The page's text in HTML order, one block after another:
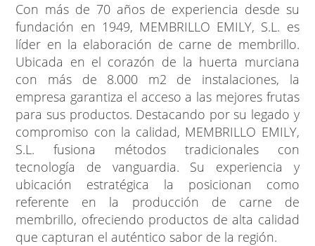
Con más de 70 años de experiencia desde su
fundación en 1949, MEMBRILLO EMILY, S.L. es
líder en la elaboración de carne de membrillo.
Ubicada en el corazón de la huerta murciana
con más de 8.000 m2 de instalaciones, la
empresa garantiza el acceso a las mejores frutas
para sus productos. Destacando por su legado y
compromiso con la calidad, MEMBRILLO EMILY,
S.L. fusiona métodos tradicionales con
tecnología de vanguardia. Su experiencia y
ubicación estratégica la posicionan como
referente en la producción de carne de
membrillo, ofreciendo productos de alta calidad
que capturan el auténtico sabor de la región.